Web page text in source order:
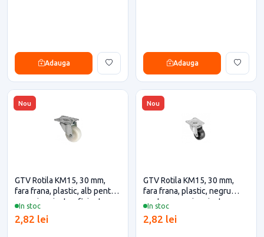
Adauga Adauga
Nou
In stoc
GTV Rotila KM15, 30 mm,
fara frana, plastic, alb pentru
casa si proiecte eficiente
2,82 lei
Nou
In stoc
GTV Rotila KM15, 30 mm,
fara frana, plastic, negru
pentru casa si proiecte
2,82 lei